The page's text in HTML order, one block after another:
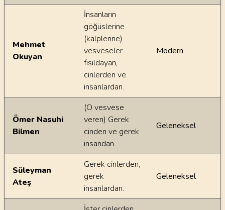
Mehmet
Okuyan
İnsanların
göğüslerine
(kalplerine)
vesveseler
fısıldayan,
cinlerden ve
insanlardan.
Modern
Ömer Nasuhi
Bilmen
(O vesvese
veren) Gerek
cinden ve gerek
insandan.
Geleneksel
Süleyman
Ateş
Gerek cinlerden,
gerek
insanlardan.
Geleneksel